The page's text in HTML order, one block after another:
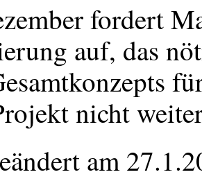
fordert
auf, das
nicht
am